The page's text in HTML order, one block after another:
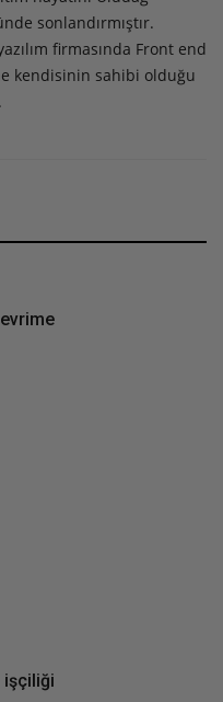
sonlandırmıştır.
firmasında Front end
kendisinin sahibi olduğu
işçiliği